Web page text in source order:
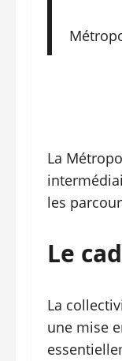
La
les
Le
La
une mise